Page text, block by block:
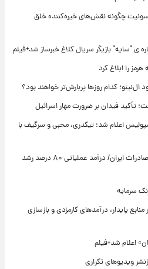
چگونه نقش‌های خیره‌کننده خلق
ی "سایه" بازیگر سریال کلاغ خبرساز شد+فیلم
کدام روزها پربارش‌تر خواهند بود؟
تأکید فیدان بر ضرورت مهار اسرائیل
اعلام شد؛ تیکدری، محبی و سرگیف با
تغییر مثبت در عملکرد مالی بانک صادرات ایران/ درآمد عملیاتی ۸۰ درصد رشد
سرمایه
پایدار، درآمدهای کارمزدی و بازسازی
اعلام شد+فیلم
ویدیوهای تکراری